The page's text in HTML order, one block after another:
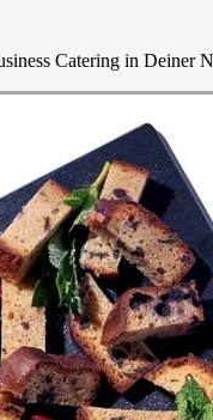
Catering in Deiner